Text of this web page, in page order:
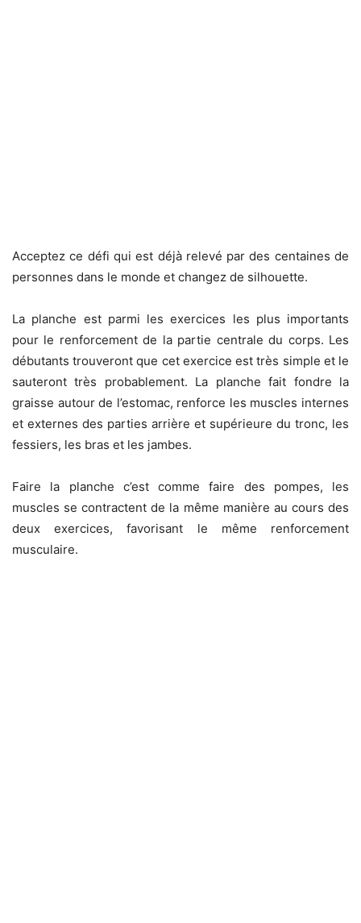
Acceptez ce défi qui est déjà relevé par des centaines de
personnes dans le monde et changez de silhouette.
La planche est parmi les exercices les plus importants
pour le renforcement de la partie centrale du corps. Les
débutants trouveront que cet exercice est très simple et le
sauteront très probablement. La planche fait fondre la
graisse autour de l’estomac, renforce les muscles internes
et externes des parties arrière et supérieure du tronc, les
fessiers, les bras et les jambes.
Faire la planche c’est comme faire des pompes, les
muscles se contractent de la même manière au cours des
deux exercices, favorisant le même renforcement
musculaire.